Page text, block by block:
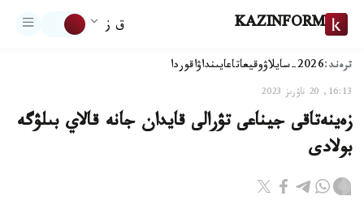
KAZINFORM ق ز
ترەند:2026-سايلاۋ وقيعاتاعايىنداۋاقوردا
16:13, 20 ناۋرىز 2023
زەينەتاقى جيناعى تۋرالى قايدان جانە قالاي بىلۋگە
بولادى